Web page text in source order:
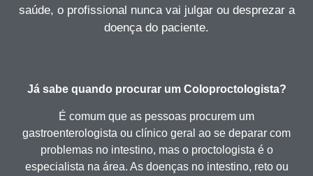
saúde, o profissional nunca vai julgar ou desprezar a
doença do paciente.
Já sabe quando procurar um Coloproctologista?
É comum que as pessoas procurem um
gastroenterologista ou clínico geral ao se deparar com
problemas no intestino, mas o proctologista é o
especialista na área. As doenças no intestino, reto ou